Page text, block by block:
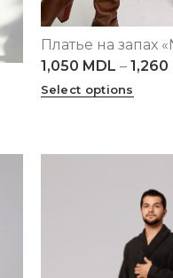
XS S M L XL
4XL
5XL
Платье на запах
1,050 MDL – 1,260
Select options